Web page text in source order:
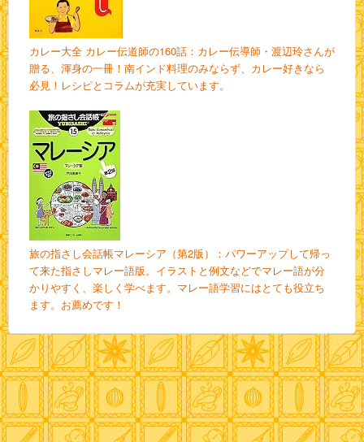
カレー大全 カレー伝道師の160話：カレー伝導師・渡辺玲さんが
贈る、渾身の一冊！南インド料理のみならず、カレー好きなら
必見！レシピとコラムが充実しています。
旅の指さし会話帳マレーシア（第2版）：パワーアップして帰っ
て来た指さしマレー語版。イラストと例文などでマレー語が分
かりやすく、楽しく学べます。マレー語学習にはとても役立ち
ます。お薦めです！